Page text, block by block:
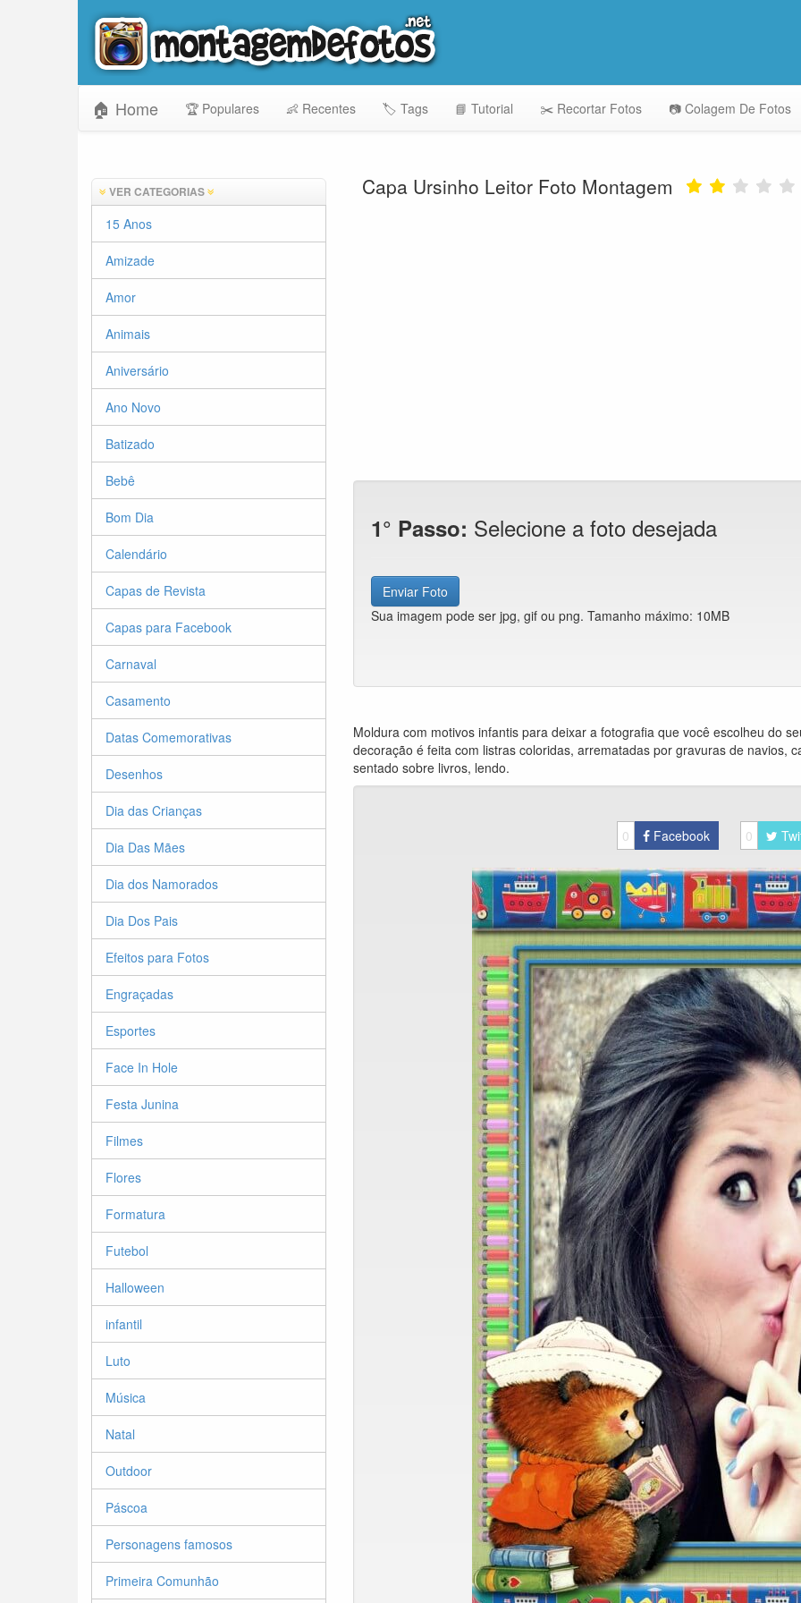
🏠 Home 🏆 Populares 👶 Recentes 🏷️ Tags 📘 Tutorial ✂️ Recortar Fotos 📷 Colagem De Fotos
VER CATEGORIAS
15 Anos
Amizade
Amor
Animais
Aniversário
Ano Novo
Batizado
Bebê
Bom Dia
Calendário
Capas de Revista
Capas para Facebook
Carnaval
Casamento
Datas Comemorativas
Desenhos
Dia das Crianças
Dia Das Mães
Dia dos Namorados
Dia Dos Pais
Efeitos para Fotos
Engraçadas
Esportes
Face In Hole
Festa Junina
Filmes
Flores
Formatura
Futebol
Halloween
infantil
Luto
Música
Natal
Outdoor
Páscoa
Personagens famosos
Primeira Comunhão
Capa Ursinho Leitor Foto Montagem
1° Passo: Selecione a foto desejada
Enviar Foto
Sua imagem pode ser jpg, gif ou png. Tamanho máximo: 10MB
Moldura com motivos infantis para deixar a fotografia que você escolheu do
decoração é feita com listras coloridas, arrematadas por gravuras de navios,
sentado sobre livros, lendo.
0 Facebook 0